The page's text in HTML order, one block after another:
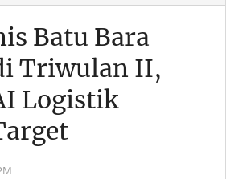
Batu Bara
Triwulan II,
Logistik